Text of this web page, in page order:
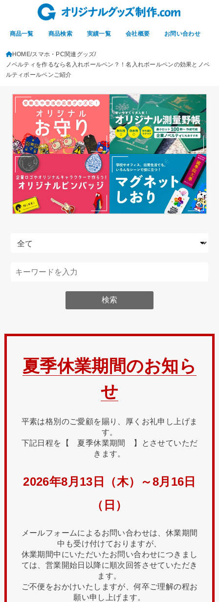
商品一覧 商品検索 実績一覧 会社概要 お問い合わせ
HOME スマホ・PC関連グッズ
ノベルティを作るなら名入れボールペン？！名入れボールペンの効果とノベ
ルティボールペンご紹介
夏季休業期間のお知ら
せ
平素は格別のご愛顧を賜り、厚くお礼申し上げま
す。
下記日程を【 夏季休業期間 】とさせていただ
きます。
2026年8月13日（木）～8月16日
（日）
メールフォームによるお問い合わせは、休業期間
中も受け付けておりますが、
休業期間中にいただいたお問い合わせにつきまし
ては、営業開始日以降に順次回答させていただき
ます。
ご不便をおかけいたしますが、何卒ご理解の程お
願い申し上げます。